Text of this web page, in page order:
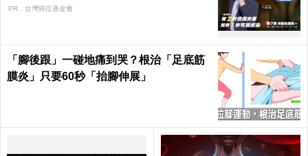
PR．台灣癌症基金會
「腳後跟」一碰地痛到哭？根治「足底筋
膜炎」只要60秒「抬腳伸展」